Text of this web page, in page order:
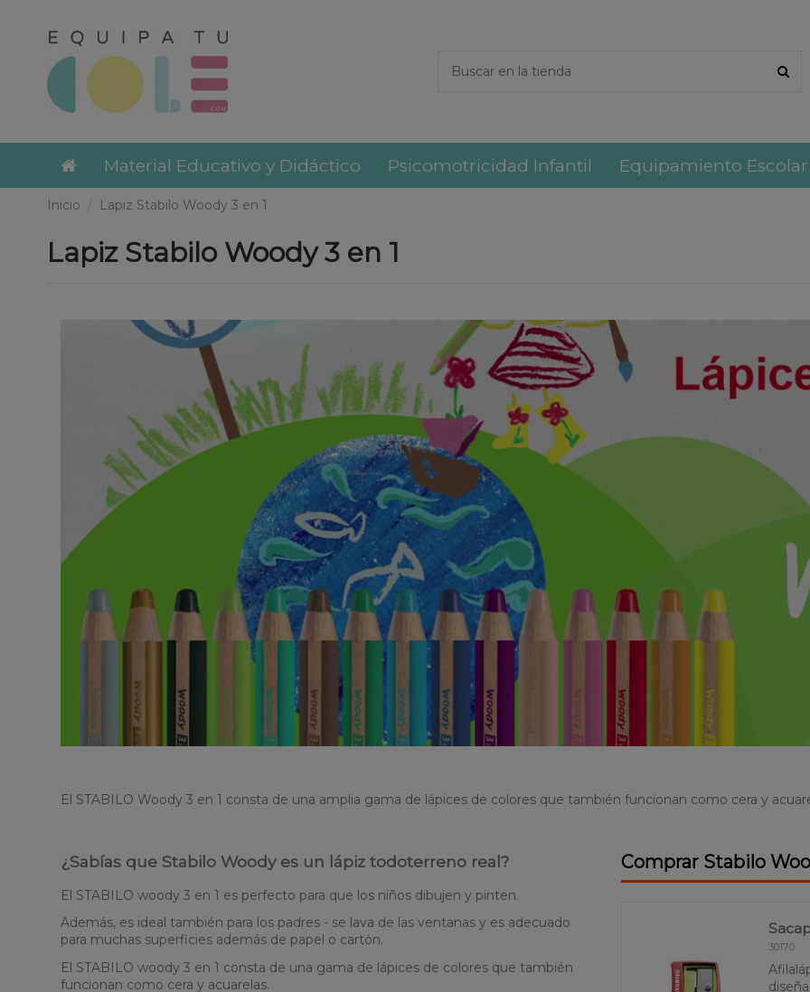
Material Educativo y Didáctico Psicomotricidad Infantil Equipamiento Escolar
Inicio Lapiz Stabilo Woody 3 en 1
Lapiz Stabilo Woody 3 en 1
El STABILO Woody 3 en 1 consta de una amplia gama de lápices de colores que también funcionan como cera y
¿Sabías que Stabilo Woody es un lápiz todoterreno real?
El STABILO woody 3 en 1 es perfecto para que los niños dibujen y pinten.
Además, es ideal también para los padres - se lava de las ventanas y es adecuado
para muchas superficies además de papel o cartón.
El STABILO woody 3 en 1 consta de una gama de lápices de colores que también
funcionan como cera y acuarelas.
Comprar Stabilo
30170